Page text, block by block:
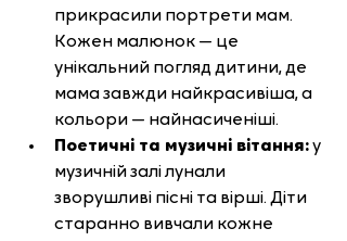
прикрасили портрети мам.
Кожен малюнок — це
унікальний погляд дитини, де
мама завжди найкрасивіша, а
кольори — найнасиченіші.
Поетичні та музичні вітання: у
музичній залі лунали
зворушливі пісні та вірші. Діти
старанно вивчали кожне